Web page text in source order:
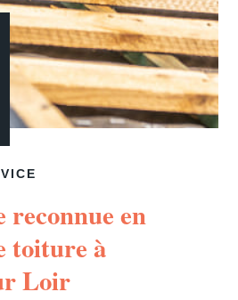
reconnue en
toiture à
Loir